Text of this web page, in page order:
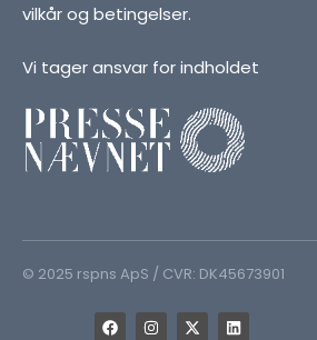
vilkår og betingelser.
Vi tager ansvar for indholdet
© 2025 rspns ApS / CVR: DK45673901